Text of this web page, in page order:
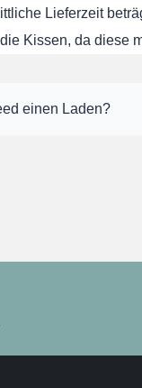
Lieferzeit
Kissen, da diese
einen Laden?